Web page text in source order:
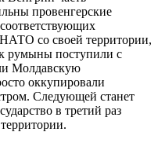
провенгерские
НАТО со своей территории,
румыны поступили с
Молдавскую
оккупировали
Следующей станет
в третий раз